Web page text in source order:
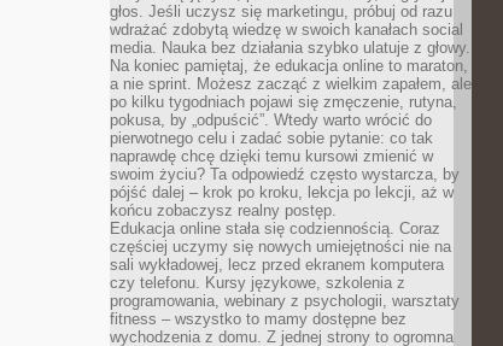
głos. Jeśli uczysz się marketingu, próbuj od razu
wdrażać zdobytą wiedzę w swoich kanałach social
media. Nauka bez działania szybko ulatuje z głowy.
Na koniec pamiętaj, że edukacja online to maraton,
a nie sprint. Możesz zacząć z wielkim zapałem, ale
po kilku tygodniach pojawi się zmęczenie, rutyna,
pokusa, by „odpuścić”. Wtedy warto wrócić do
pierwotnego celu i zadać sobie pytanie: co tak
naprawdę chcę dzięki temu kursowi zmienić w
swoim życiu? Ta odpowiedź często wystarcza, by
pójść dalej – krok po kroku, lekcja po lekcji, aż w
końcu zobaczysz realny postęp.
Edukacja online stała się codziennością. Coraz
częściej uczymy się nowych umiejętności nie na
sali wykładowej, lecz przed ekranem komputera
czy telefonu. Kursy językowe, szkolenia z
programowania, webinary z psychologii, warsztaty
fitness – wszystko to mamy dostępne bez
wychodzenia z domu. Z jednej strony to ogromna